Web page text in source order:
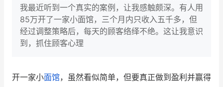
智库 产品场景库
产品更新动态
我最近听到一个真实的案例，让我感触颇深。有人用
85万开了一家小面馆，三个月内只收入五千多，但
经过调整策略后，每天的顾客络绎不绝。这让我意识
到，抓住顾客心理
开一家小面馆，虽然看似简单，但要真正做到盈利并赢得